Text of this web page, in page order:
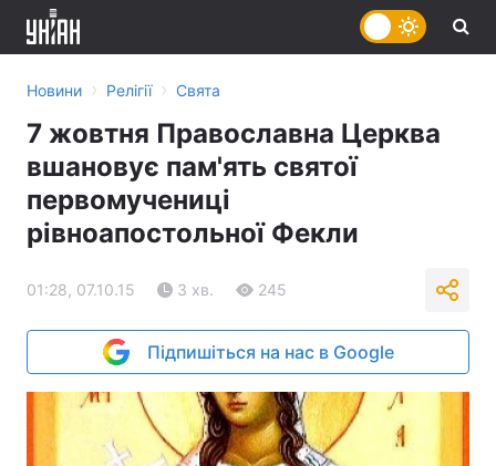
Новини › Релігії › Свята
7 жовтня Православна Церква
вшановує пам'ять святої
первомучениці
рівноапостольної Фекли
01:28, 07.10.15 3 хв. 245
Підпишіться на нас в Google